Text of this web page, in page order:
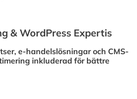
& WordPress Expertis
e-handelslösningar och CMS-
inkluderad för bättre